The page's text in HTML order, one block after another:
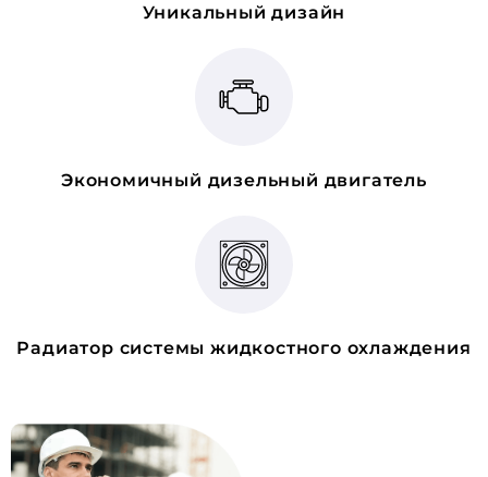
Уникальный дизайн
Экономичный дизельный двигатель
Радиатор системы жидкостного охлаждения